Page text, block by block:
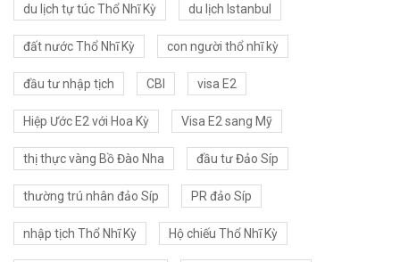
du lịch tự túc Thổ Nhĩ Kỳ du lịch Istanbul
đất nước Thổ Nhĩ Kỳ con người thổ nhĩ kỳ
đầu tư nhập tịch CBI visa E2
Hiệp Ước E2 với Hoa Kỳ Visa E2 sang Mỹ
thị thực vàng Bồ Đào Nha đầu tư Đảo Síp
thường trú nhân đảo Síp PR đảo Síp
nhập tịch Thổ Nhĩ Kỳ Hộ chiếu Thổ Nhĩ Kỳ